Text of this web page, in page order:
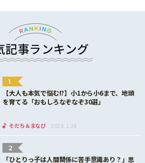
記事ランキング
1
【大人も本気で悩む!?】小1から小6まで、地頭
を育てる「おもしろなぞなぞ30選」
そだち＆まなび 2026.1.26
2
「ひとりっ子は人間関係に苦手意識あり？」思